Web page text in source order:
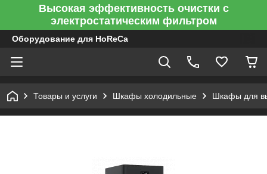
Высокая эффективность очистки с
электростатическим фильтром
Оборудование для HoReCa
Товары и услуги Шкафы холодильные Шкафы для